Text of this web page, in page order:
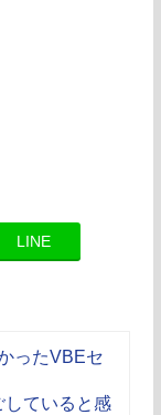
LINE
ったVBEセ
していると感